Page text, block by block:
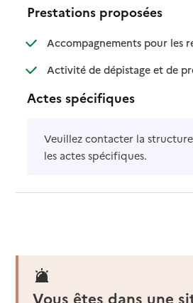
Prestations proposées
Accompagnements pour les
Activité de dépistage et de
Actes spécifiques
Veuillez contacter la
les actes spécifiques.
Vous êtes dans une